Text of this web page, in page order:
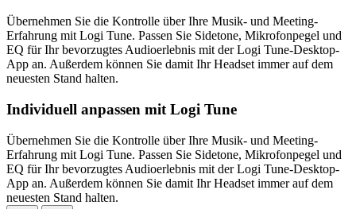
Übernehmen Sie die Kontrolle über Ihre Musik- und Meeting-
Erfahrung mit Logi Tune. Passen Sie Sidetone, Mikrofonpegel und
EQ für Ihr bevorzugtes Audioerlebnis mit der Logi Tune-Desktop-
App an. Außerdem können Sie damit Ihr Headset immer auf dem
neuesten Stand halten.
Individuell anpassen mit Logi Tune
Übernehmen Sie die Kontrolle über Ihre Musik- und Meeting-
Erfahrung mit Logi Tune. Passen Sie Sidetone, Mikrofonpegel und
EQ für Ihr bevorzugtes Audioerlebnis mit der Logi Tune-Desktop-
App an. Außerdem können Sie damit Ihr Headset immer auf dem
neuesten Stand halten.